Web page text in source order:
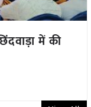
में की